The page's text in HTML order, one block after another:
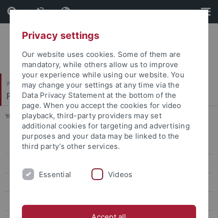
Skip
to
content
Skip
to
footer
Wirtschafts- und Sozialwissenschaftliche Fakultät
Fachbereich Wirtschaftswissenschaft
You are here: Startseite ... FAQs Bachelor
Studienfachberatung
FAQs Bachelor
Privacy settings
Our website uses cookies. Some of them are
mandatory, while others allow us to improve
your experience while using our website. You
may change your settings at any time via the
Data Privacy Statement at the bottom of the
page. When you accept the cookies for video
playback, third-party providers may set
additional cookies for targeting and advertising
purposes and your data may be linked to the
third party’s other services.
Essential Videos